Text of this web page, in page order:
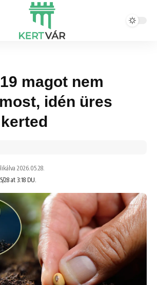
magot nem
idén üres
28 at 3:18 DU.
2026.05.28.